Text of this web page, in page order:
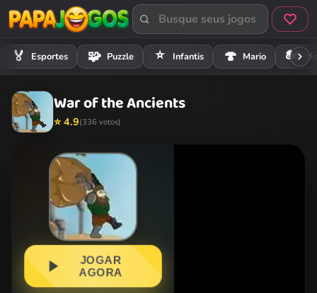
🏅 Esportes 🧩 Puzzle ⭐ Infantis 🍄 Mario 🏍️
War of the Ancients
⭐ 4.9(336 votos)
JOGAR
AGORA